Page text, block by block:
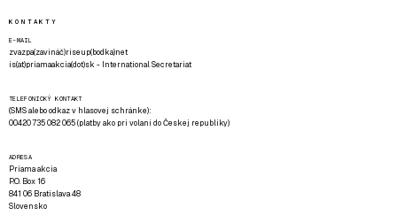
KONTAKTY
E-MAIL
zvazpa(zavináč)riseup(bodka)net
is(at)priamaakcia(dot)sk - International Secretariat
TELEFONICKÝ KONTAKT
(SMS alebo odkaz v hlasovej schránke):
00420 735 082 065 (platby ako pri volaní do Českej republiky)
ADRESA
Priama akcia
P.O. Box 16
841 06 Bratislava 48
Slovensko